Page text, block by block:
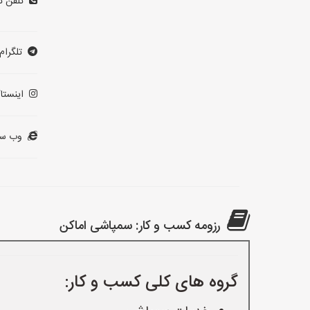
وب
رزومه کسب و کار: سمپاشی اماکن
گروه های کلی کسب و کار: